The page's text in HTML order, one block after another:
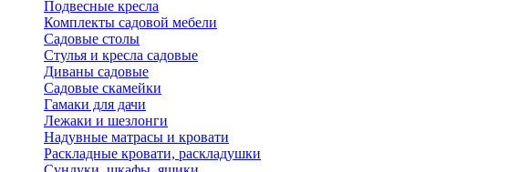
Подвесные кресла
Комплекты садовой мебели
Садовые столы
Стулья и кресла садовые
Диваны садовые
Садовые скамейки
Гамаки для дачи
Лежаки и шезлонги
Надувные матрасы и кровати
Раскладные кровати, раскладушки